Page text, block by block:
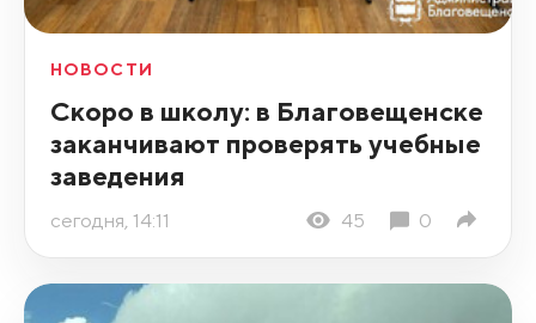
НОВОСТИ
Скоро в школу: в Благовещенске
заканчивают проверять учебные
заведения
сегодня, 14:11 45 0